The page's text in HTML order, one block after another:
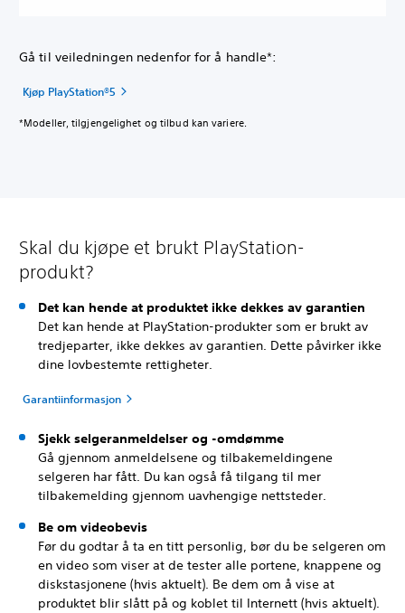
Gå til veiledningen nedenfor for å handle*:
Kjøp PlayStation®5
*Modeller, tilgjengelighet og tilbud kan variere.
Skal du kjøpe et brukt PlayStation-
produkt?
Det kan hende at produktet ikke dekkes av garantien
Det kan hende at PlayStation-produkter som er brukt av
tredjeparter, ikke dekkes av garantien. Dette påvirker ikke
dine lovbestemte rettigheter.
Garantiinformasjon
Sjekk selgeranmeldelser og -omdømme
Gå gjennom anmeldelsene og tilbakemeldingene
selgeren har fått. Du kan også få tilgang til mer
tilbakemelding gjennom uavhengige nettsteder.
Be om videobevis
Før du godtar å ta en titt personlig, bør du be selgeren om
en video som viser at de tester alle portene, knappene og
diskstasjonene (hvis aktuelt). Be dem om å vise at
produktet blir slått på og koblet til Internett (hvis aktuelt).